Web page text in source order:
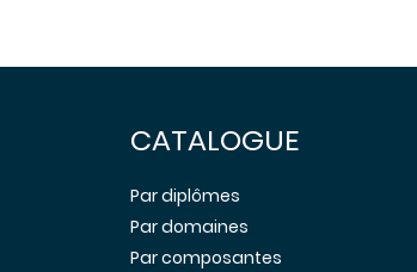
CATALOGUE
Par diplômes
Par domaines
Par composantes